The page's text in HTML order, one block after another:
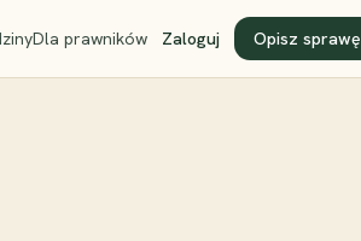
Dla prawników Zaloguj Opisz sprawę